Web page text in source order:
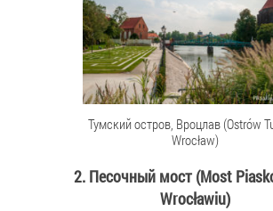
Тумский остров, Вроцлав (Ostrów
Wrocław)
2. Песочный мост (Most
Wrocławiu)